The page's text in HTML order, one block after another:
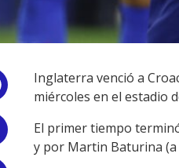
Facebook
Inglaterra venció a
miércoles en el estadio
El primer tiempo
y por Martin Baturina (a